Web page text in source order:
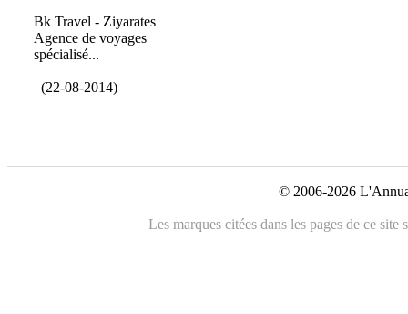
Bk Travel - Ziyarates
Agence de voyages
spécialisé...
(22-08-2014)
© 2006-2026
Les marques citées dans les pages de ce